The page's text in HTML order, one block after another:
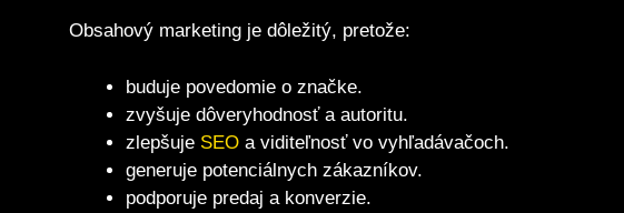
Obsahový marketing je dôležitý, pretože:
buduje povedomie o značke.
zvyšuje dôveryhodnosť a autoritu.
zlepšuje SEO a viditeľnosť vo vyhľadávačoch.
generuje potenciálnych zákazníkov.
podporuje predaj a konverzie.